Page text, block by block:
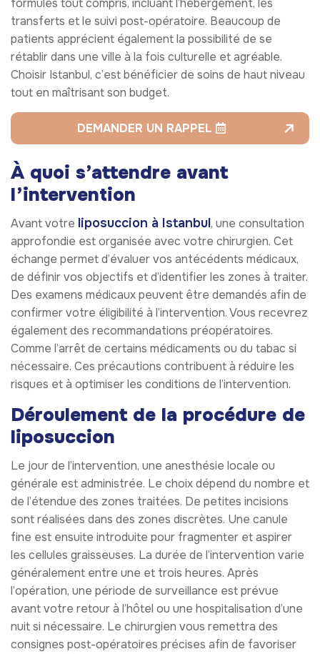
transferts et le suivi post-opératoire. Beaucoup de
patients apprécient également la possibilité de se
rétablir dans une ville à la fois culturelle et agréable.
Choisir Istanbul, c’est bénéficier de soins de haut niveau
tout en maîtrisant son budget.
DEMANDER UN RAPPEL
À quoi s’attendre avant
l’intervention
Avant votre liposuccion à Istanbul, une consultation
approfondie est organisée avec votre chirurgien. Cet
échange permet d’évaluer vos antécédents médicaux,
de définir vos objectifs et d’identifier les zones à traiter.
Des examens médicaux peuvent être demandés afin de
confirmer votre éligibilité à l’intervention. Vous recevrez
également des recommandations préopératoires.
Comme l’arrêt de certains médicaments ou du tabac si
nécessaire. Ces précautions contribuent à réduire les
risques et à optimiser les conditions de l’intervention.
Déroulement de la procédure de
liposuccion
Le jour de l’intervention, une anesthésie locale ou
générale est administrée. Le choix dépend du nombre et
de l’étendue des zones traitées. De petites incisions
sont réalisées dans des zones discrètes. Une canule
fine est ensuite introduite pour fragmenter et aspirer
les cellules graisseuses. La durée de l’intervention varie
généralement entre une et trois heures. Après
l’opération, une période de surveillance est prévue
avant votre retour à l’hôtel ou une hospitalisation d’une
nuit si nécessaire. Le chirurgien vous remettra des
consignes post-opératoires précises afin de favoriser